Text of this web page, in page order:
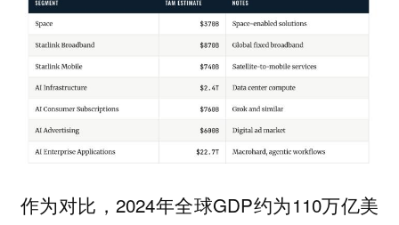
作为对比，2024年全球GDP约为110万亿美